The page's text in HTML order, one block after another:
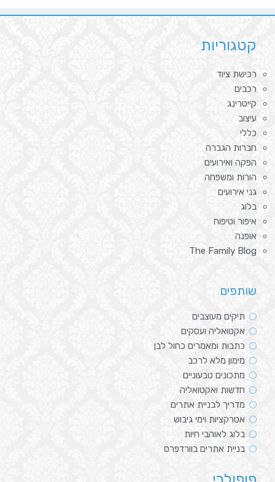
קטגוריות
רכישת ציוד
רכבים
קייטרינג
עיצוב
כללי
חברות הגברה
הפקה ואירועים
הורות ומשפחה
גני אירועים
בלוג
איפור וטיפוח
אופנה
The Family Blog
שותפים
תיקים מעוצבים
אקטואליה ועסקים
כתבות ומאמרים כחול לבן
מימון מלא לרכב
מתכונים טבעוניים
חדשות ואקטואליה
מדריך לבניית אתרים
אטרקציות וימי גיבוש
בלוג לאוהבי חיות
בניית אתרים בוורדפרס